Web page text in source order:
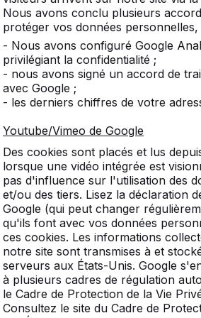
Nous avons conclu plusieurs
protéger vos données
- Nous avons configuré Google
privilégiant la confidentialité ;
- nous avons signé un accord de
avec Google ;
- les derniers chiffres de votre
Youtube/Vimeo de Google
Des cookies sont placés et lus
lorsque une vidéo intégrée est
pas d'influence sur l'utilisation des
et/ou des tiers. Lisez la déclaration
Google (qui peut changer
qu'ils font avec vos données
ces cookies. Les informations
notre site sont transmises à et
serveurs aux États-Unis. Google
à plusieurs cadres de régulation
le Cadre de Protection de la Vie
Consultez le site du Cadre de
AvisProduits similaires
pour les
un excellent choix pour les cours
à sa forme circulaire, plusieurs
le jeu et les activités de plein air.
partager un moment convivial.
et les loisirs en extérieur.